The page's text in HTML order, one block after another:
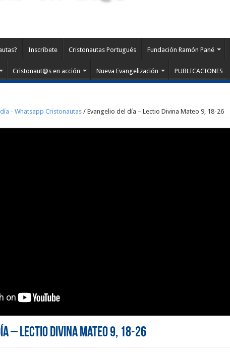
Inscríbete Cristonautas Portugués Fundación Ramón Pané
Cristonaut@s en acción Nueva Evangelización PUBLICACIONES
- Whatsapp Cristonautas / Evangelio del día – Lectio Divina Mateo 9, 18-26
– Lectio Divina Mateo 9, 18-26